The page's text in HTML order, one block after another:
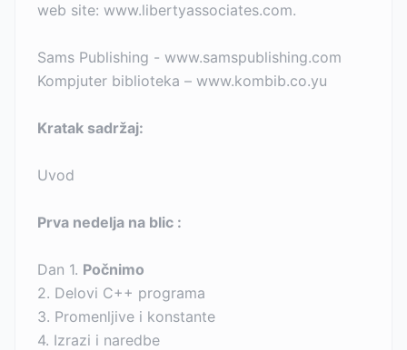
web site: www.libertyassociates.com.
Sams Publishing - www.samspublishing.com
Kompjuter biblioteka – www.kombib.co.yu
Kratak sadržaj:
Uvod
Prva nedelja na blic :
Dan 1. Počnimo
2. Delovi C++ programa
3. Promenljive i konstante
4. Izrazi i naredbe